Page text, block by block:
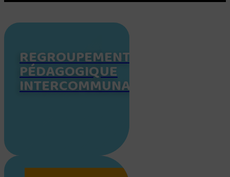
REGROUPEMENT
PÉDAGOGIQUE
INTERCOMMUNAL